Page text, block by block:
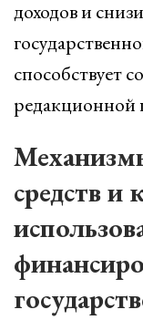
доходов и
способствует
редакционной
средств и